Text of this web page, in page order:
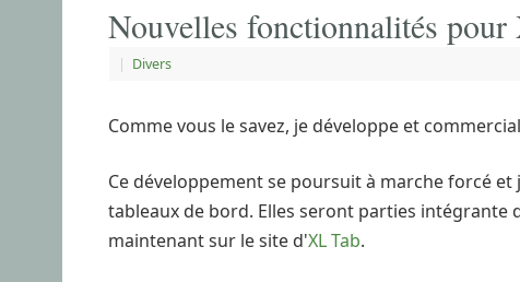
Nouvelles fonctionnalités pour
| Divers
Comme vous le savez, je développe et
Ce développement se poursuit à marche forcé
tableaux de bord. Elles seront parties intégrante
maintenant sur le site d'XL Tab.